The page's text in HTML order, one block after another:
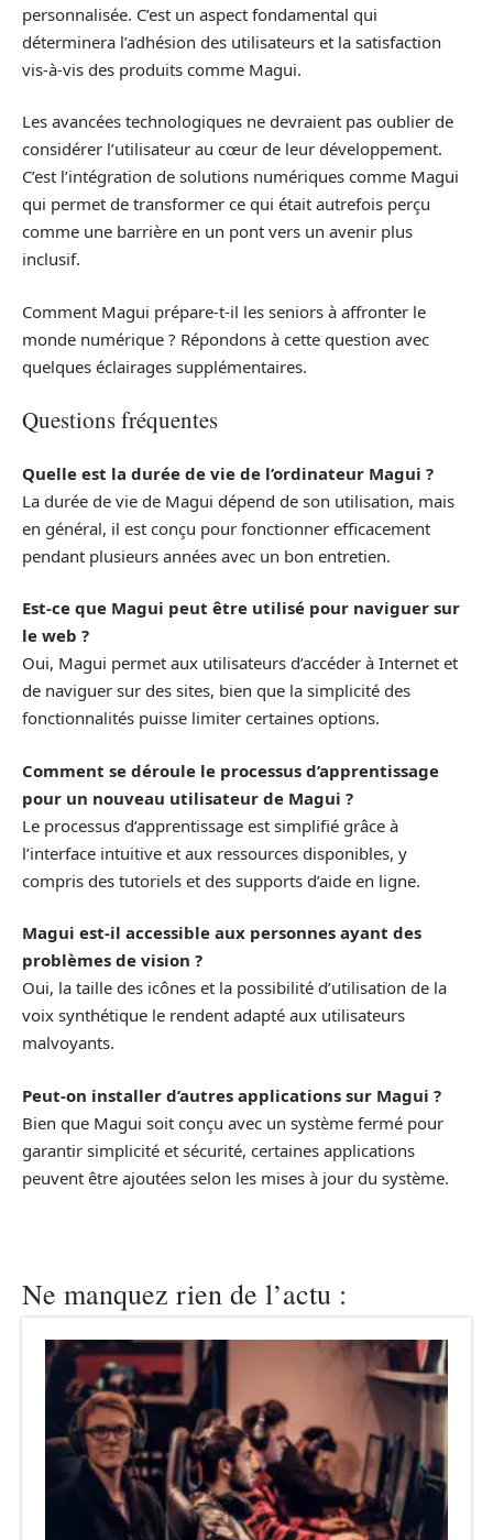
personnalisée. C’est un aspect fondamental qui
déterminera l’adhésion des utilisateurs et la satisfaction
vis-à-vis des produits comme Magui.
Les avancées technologiques ne devraient pas oublier de
considérer l’utilisateur au cœur de leur développement.
C’est l’intégration de solutions numériques comme Magui
qui permet de transformer ce qui était autrefois perçu
comme une barrière en un pont vers un avenir plus
inclusif.
Comment Magui prépare-t-il les seniors à affronter le
monde numérique ? Répondons à cette question avec
quelques éclairages supplémentaires.
Questions fréquentes
Quelle est la durée de vie de l’ordinateur Magui ?
La durée de vie de Magui dépend de son utilisation, mais
en général, il est conçu pour fonctionner efficacement
pendant plusieurs années avec un bon entretien.
Est-ce que Magui peut être utilisé pour naviguer sur
le web ?
Oui, Magui permet aux utilisateurs d’accéder à Internet et
de naviguer sur des sites, bien que la simplicité des
fonctionnalités puisse limiter certaines options.
Comment se déroule le processus d’apprentissage
pour un nouveau utilisateur de Magui ?
Le processus d’apprentissage est simplifié grâce à
l’interface intuitive et aux ressources disponibles, y
compris des tutoriels et des supports d’aide en ligne.
Magui est-il accessible aux personnes ayant des
problèmes de vision ?
Oui, la taille des icônes et la possibilité d’utilisation de la
voix synthétique le rendent adapté aux utilisateurs
malvoyants.
Peut-on installer d’autres applications sur Magui ?
Bien que Magui soit conçu avec un système fermé pour
garantir simplicité et sécurité, certaines applications
peuvent être ajoutées selon les mises à jour du système.
Ne manquez rien de l’actu :